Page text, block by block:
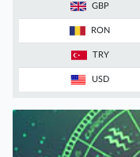
GBP
RON
TRY
USD